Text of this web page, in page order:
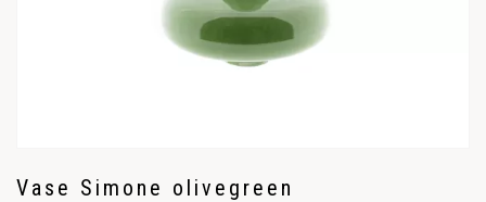
Vase Simone olivegreen